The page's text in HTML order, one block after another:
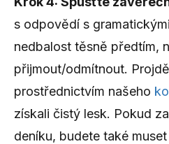
s odpovědí s
nedbalost těsně předtím,
přijmout/odmítnout.
prostřednictvím našeho
získali čistý lesk. Pokud
deníku, budete také